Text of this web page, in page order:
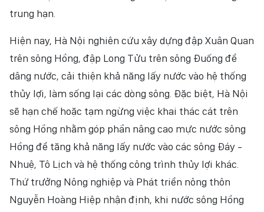
trung hạn.
Hiện nay, Hà Nội nghiên cứu xây dựng đập Xuân Quan
trên sông Hồng, đập Long Tửu trên sông Đuống để
dâng nước, cải thiện khả năng lấy nước vào hệ thống
thủy lợi, làm sống lại các dòng sông. Đặc biệt, Hà Nội
sẽ hạn chế hoặc tạm ngừng việc khai thác cát trên
sông Hồng nhằm góp phần nâng cao mực nước sông
Hồng để tăng khả năng lấy nước vào các sông Đáy -
Nhuệ, Tô Lịch và hệ thống công trình thủy lợi khác.
Thứ trưởng Nông nghiệp và Phát triển nông thôn
Nguyễn Hoàng Hiệp nhận định, khi nước sông Hồng